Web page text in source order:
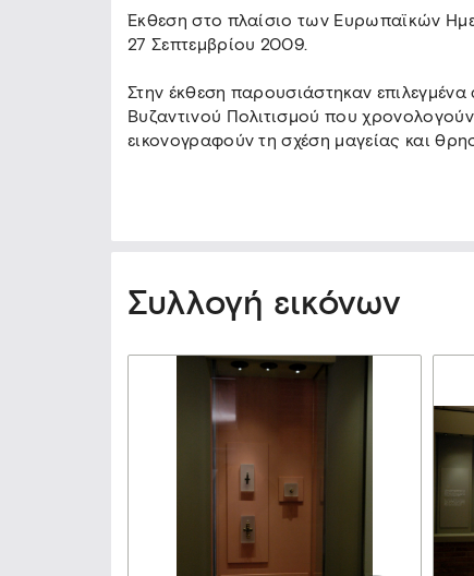
Έκθεση στο πλαίσιο των Ευρωπαϊκών
27 Σεπτεμβρίου 2009.
Στην έκθεση παρουσιάστηκαν
Βυζαντινού Πολιτισμού που
εικονογραφούν τη σχέση μαγείας και
Συλλογή εικόνων